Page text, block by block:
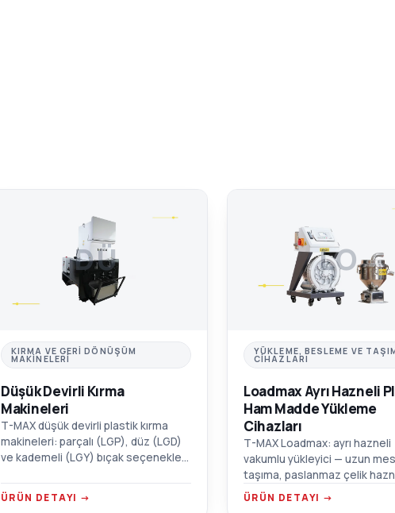
DÜ
KIRMA VE GERI DÖNÜŞÜM
MAKINELERI
Düşük Devirli Kırma
Makineleri
T-MAX düşük devirli plastik kırma
makineleri: parçalı (LGP), düz (LGD)
ve kademeli (LGY) bıçak seçenekleri.
duvarlı hazne.
ÜRÜN DETAYI →
LO
YÜKLEME, BESLEME VE
CIHAZLARI
Loadmax Ayrı Hazneli
Ham Madde Yükleme
Cihazları
T-MAX Loadmax: ayrı hazneli
vakumlu yükleyici — uzun
taşıma, paslanmaz çelik
yüksek verimli blower ve
ÜRÜN DETAYI →